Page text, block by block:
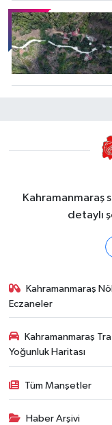
Kahramanmaraş
detaylı
Kahramanmaraş
Eczaneler
Kahramanmaraş
Yoğunluk Haritası
Tüm Manşetler
Haber Arşivi